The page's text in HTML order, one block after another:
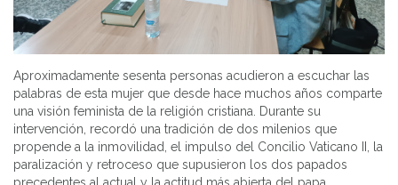
Aproximadamente sesenta personas acudieron a escuchar las
palabras de esta mujer que desde hace muchos años comparte
una visión feminista de la religión cristiana. Durante su
intervención, recordó una tradición de dos milenios que
propende a la inmovilidad, el impulso del Concilio Vaticano II, la
paralización y retroceso que supusieron los dos papados